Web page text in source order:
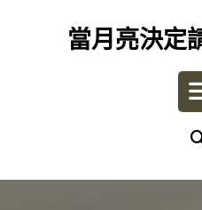
當月亮決定